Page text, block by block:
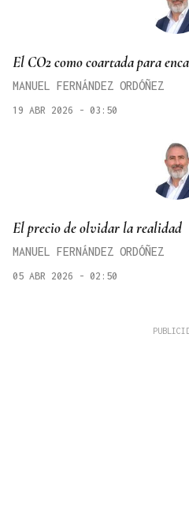
El CO2 como coartada para
MANUEL FERNÁNDEZ ORDÓÑEZ
19 ABR 2026 - 03:50
El precio de olvidar la realidad
MANUEL FERNÁNDEZ ORDÓÑEZ
05 ABR 2026 - 02:50